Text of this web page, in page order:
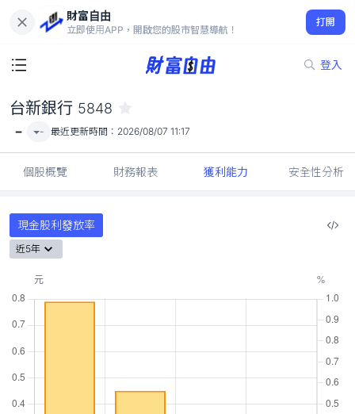
財富自由
立即使用APP，開啟您的股市智慧導航！
打開
登入
-
台新銀行 5848
- - 最近更新時間： 2026/08/07 11:17
個股概覽 財務報表 獲利能力 安全性分析
現金股利發放率
近5年